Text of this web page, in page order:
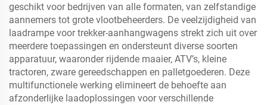
geschikt voor bedrijven van alle formaten, van zelfstandige
aannemers tot grote vlootbeheerders. De veelzijdigheid van
laadrampe voor trekker-aanhangwagens strekt zich uit over
meerdere toepassingen en ondersteunt diverse soorten
apparatuur, waaronder rijdende maaier, ATV’s, kleine
tractoren, zware gereedschappen en palletgoederen. Deze
multifunctionele werking elimineert de behoefte aan
afzonderlijke laadoplossingen voor verschillende